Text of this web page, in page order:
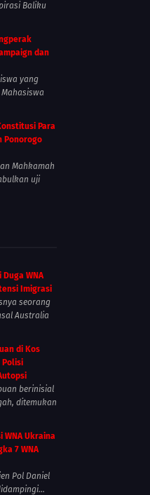
Baliku
dan
yang
Para
Ponorogo
Mahkamah
uji
WNA
Imigrasi
seorang
Australia
di Kos
Polisi
berinisial
ditemukan
WNA Ukraina
7 WNA
Pol Daniel